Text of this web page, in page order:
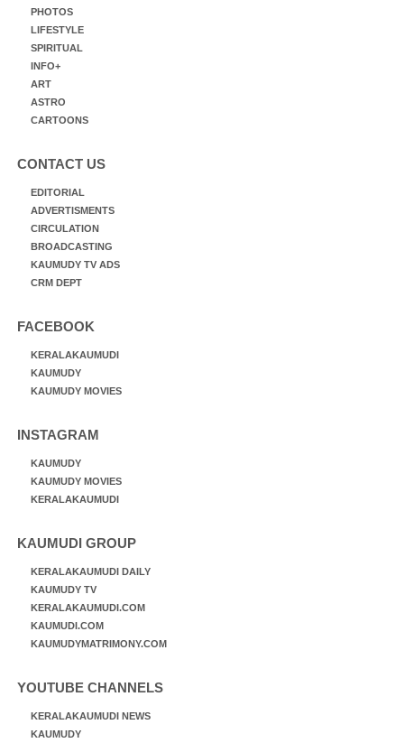
PHOTOS
LIFESTYLE
SPIRITUAL
INFO+
ART
ASTRO
CARTOONS
CONTACT US
EDITORIAL
ADVERTISMENTS
CIRCULATION
BROADCASTING
KAUMUDY TV ADS
CRM DEPT
FACEBOOK
KERALAKAUMUDI
KAUMUDY
KAUMUDY MOVIES
INSTAGRAM
KAUMUDY
KAUMUDY MOVIES
KERALAKAUMUDI
KAUMUDI GROUP
KERALAKAUMUDI DAILY
KAUMUDY TV
KERALAKAUMUDI.COM
KAUMUDI.COM
KAUMUDYMATRIMONY.COM
YOUTUBE CHANNELS
KERALAKAUMUDI NEWS
KAUMUDY